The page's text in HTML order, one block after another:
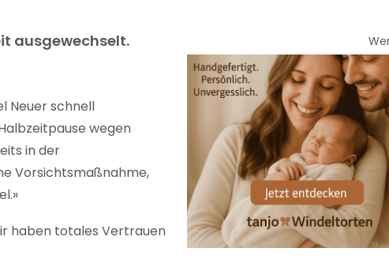
ausgewechselt.
Neuer schnell
wegen
in der
Vorsichtsmaßnahme,
haben totales Vertrauen